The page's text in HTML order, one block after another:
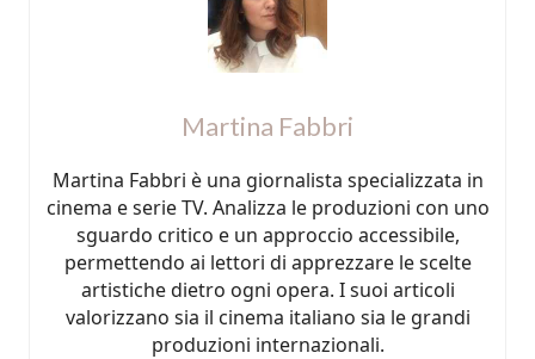
Martina Fabbri
Martina Fabbri è una giornalista specializzata in
cinema e serie TV. Analizza le produzioni con uno
sguardo critico e un approccio accessibile,
permettendo ai lettori di apprezzare le scelte
artistiche dietro ogni opera. I suoi articoli
valorizzano sia il cinema italiano sia le grandi
produzioni internazionali.